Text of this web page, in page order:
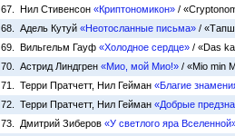
67. Нил Стивенсон «Криптономикон» /
68. Адель Кутуй «Неотосланные письма» /
69. Вильгельм Гауф «Холодное сердце» / «Das
70. Астрид Линдгрен «Мио, мой Мио!» / «Mio min
71. Терри Пратчетт, Нил Гейман «Благие
72. Терри Пратчетт, Нил Гейман «Добрые
73. Дмитрий Зиберов «У светлого яра